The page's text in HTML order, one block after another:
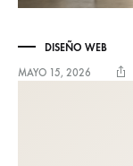
DISEÑO WEB
MAYO 15, 2026